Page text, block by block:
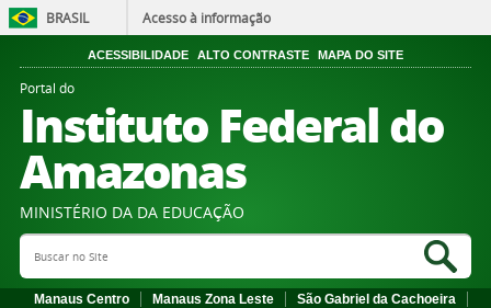
BRASIL Acesso à informação
ACESSIBILIDADE ALTO CONTRASTE MAPA DO SITE
Portal do
Instituto Federal do
Amazonas
MINISTÉRIO DA DA EDUCAÇÃO
Search Site
Manaus Centro Manaus Zona Leste
São Gabriel da Cachoeira